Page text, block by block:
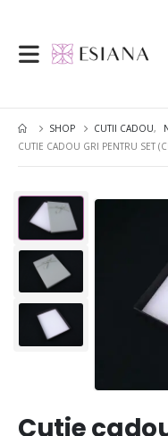
SHOP CUTII CADOU,
CUTIE CADOU GRI PENTRU SET
Cutie